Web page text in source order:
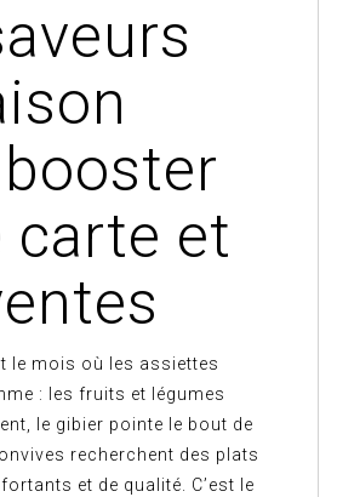
carte et
le mois où les assiettes
: les fruits et légumes
le gibier pointe le bout de
recherchent des plats
et de qualité. C’est le